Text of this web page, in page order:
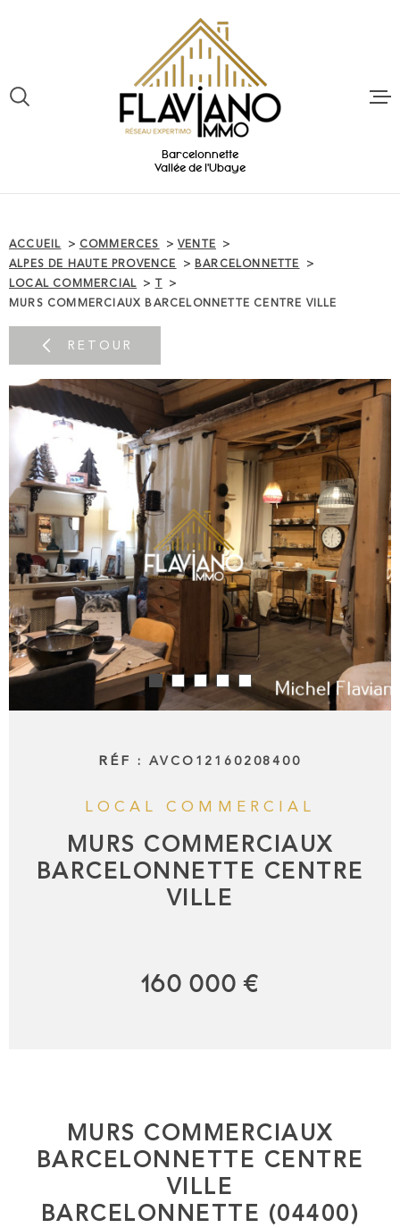
ALERTE E-
NOTRE
BLOG
CONTACT
ESPACE
Barcelonnette
Vallée de l'Ubaye
ACCUEIL COMMERCES
VENTE
ALPES DE HAUTE PROVENCE
BARCELONNETTE
LOCAL COMMERCIAL
T
MURS COMMERCIAUX BARCELONNETTE CENTRE VILLE
RETOUR
RÉF :AVCO12160208400
LOCAL COMMERCIAL
MURS COMMERCIAUX
BARCELONNETTE CENTRE
VILLE
160 000 €
MURS COMMERCIAUX
BARCELONNETTE CENTRE
VILLE
BARCELONNETTE (04400)
VOTRE
RECHERCHE
TYPE
D'OFFRE
VENTE IMMOBILIER
PROFESSIONNEL
BIEN
VILLE
RECHERCHER